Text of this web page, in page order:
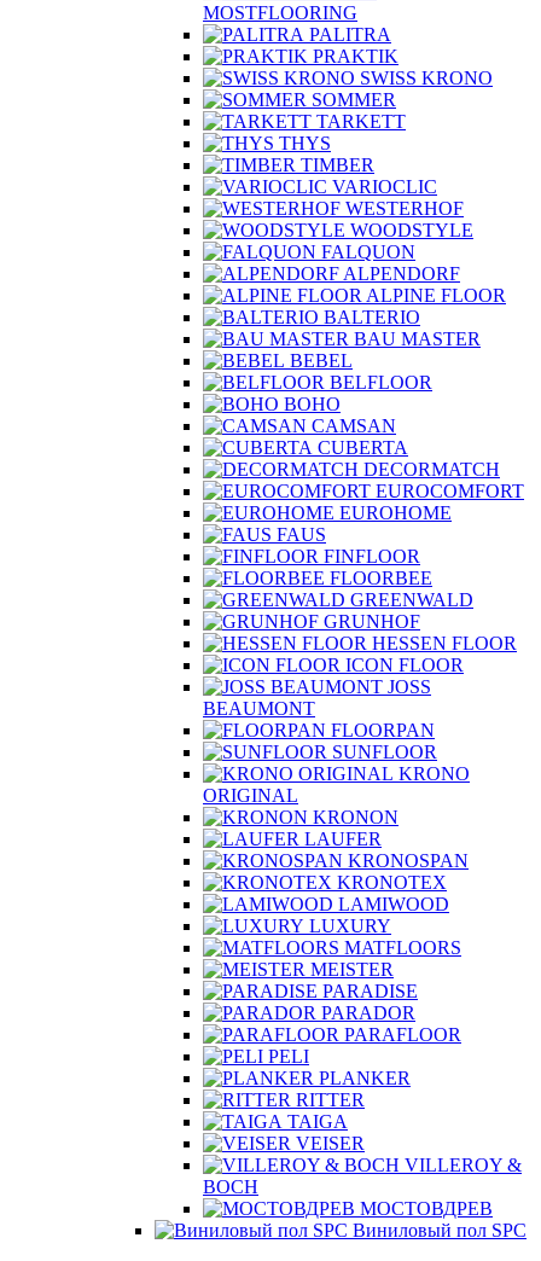
MOSTFLOORING
PALITRA
PRAKTIK
SWISS KRONO
SOMMER
TARKETT
THYS
TIMBER
VARIOCLIC
WESTERHOF
WOODSTYLE
FALQUON
ALPENDORF
ALPINE FLOOR
BALTERIO
BAU MASTER
BEBEL
BELFLOOR
BOHO
CAMSAN
CUBERTA
DECORMATCH
EUROCOMFORT
EUROHOME
FAUS
FINFLOOR
FLOORBEE
GREENWALD
GRUNHOF
HESSEN FLOOR
ICON FLOOR
JOSS
BEAUMONT
FLOORPAN
SUNFLOOR
KRONO
ORIGINAL
KRONON
LAUFER
KRONOSPAN
KRONOTEX
LAMIWOOD
LUXURY
MATFLOORS
MEISTER
PARADISE
PARADOR
PARAFLOOR
PELI
PLANKER
RITTER
TAIGA
VEISER
VILLEROY &
BOCH
МОСТОВДРЕВ
Виниловый пол SPC